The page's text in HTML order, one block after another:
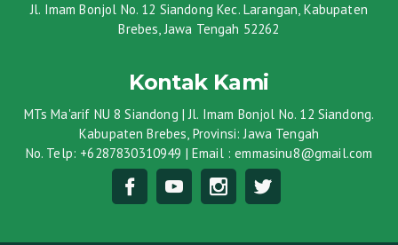
Jl. Imam Bonjol No. 12 Siandong Kec. Larangan, Kabupaten
Brebes, Jawa Tengah 52262
Kontak Kami
MTs Ma'arif NU 8 Siandong | Jl. Imam Bonjol No. 12 Siandong.
Kabupaten Brebes, Provinsi: Jawa Tengah
No. Telp: +6287830310949 | Email : emmasinu8@gmail.com